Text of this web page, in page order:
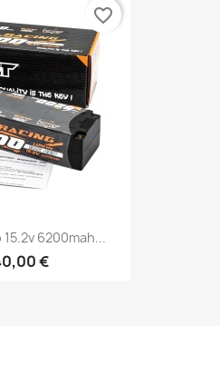
6200mah...
€
favorite_border